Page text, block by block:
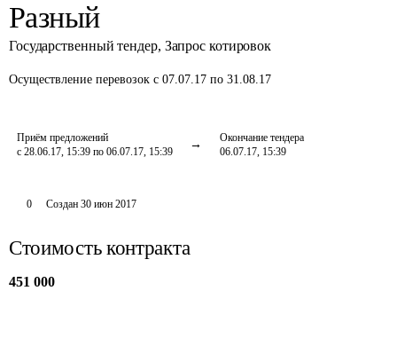
Разный
Государственный тендер, Запрос котировок
Осуществление перевозок с 07.07.17 по 31.08.17
Приём предложений
с 28.06.17, 15:39 по 06.07.17, 15:39
Окончание тендера
06.07.17, 15:39
0 Создан 30 июн 2017
Стоимость контракта
451 000